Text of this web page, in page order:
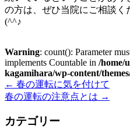
の方は、ぜひ当院にご相談
(^^♪
Warning: count(): Parameter
implements Countable in /home/
kagamihara/wp-content/
← 春の運転に気を付けて
春の運転の注意点とは →
カテゴリー